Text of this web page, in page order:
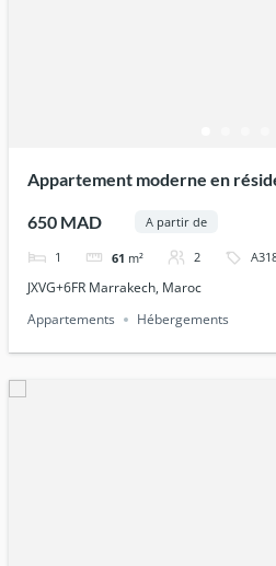
Appartement moderne en
650 MAD A partir de
1 61 m² 2
JXVG+6FR Marrakech, Maroc
Appartements
Hébergements